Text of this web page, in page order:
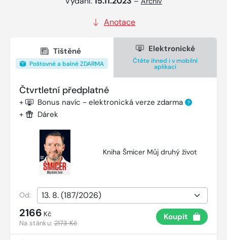
Anotace
Tištěné
Poštovné a balné ZDARMA
Elektronické
Čtěte ihned i v mobilní
aplikaci
Čtvrtletní předplatné
+ Bonus navíc - elektronická verze zdarma ?
+ Dárek
Kniha Šmicer Můj druhý život
Od:
2166 Kč
Na stánku:2173 Kč
Koupit